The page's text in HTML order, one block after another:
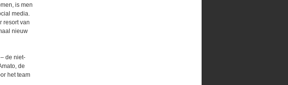
is men
media.
resort van
nieuw
– de niet-
de
het team